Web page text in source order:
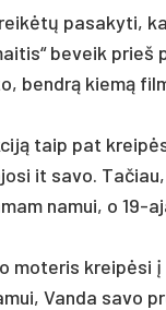
pa­sa­ky­ti,
be­veik
bendrą kiemą
taip pat
it sa­vo.
na­mui, o 19-
mo­te­ris
Van­da sa­vo